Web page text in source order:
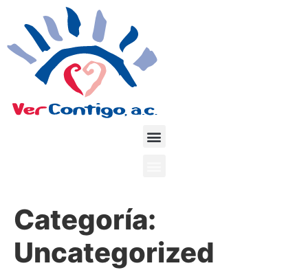
Categoría:
Uncategorized